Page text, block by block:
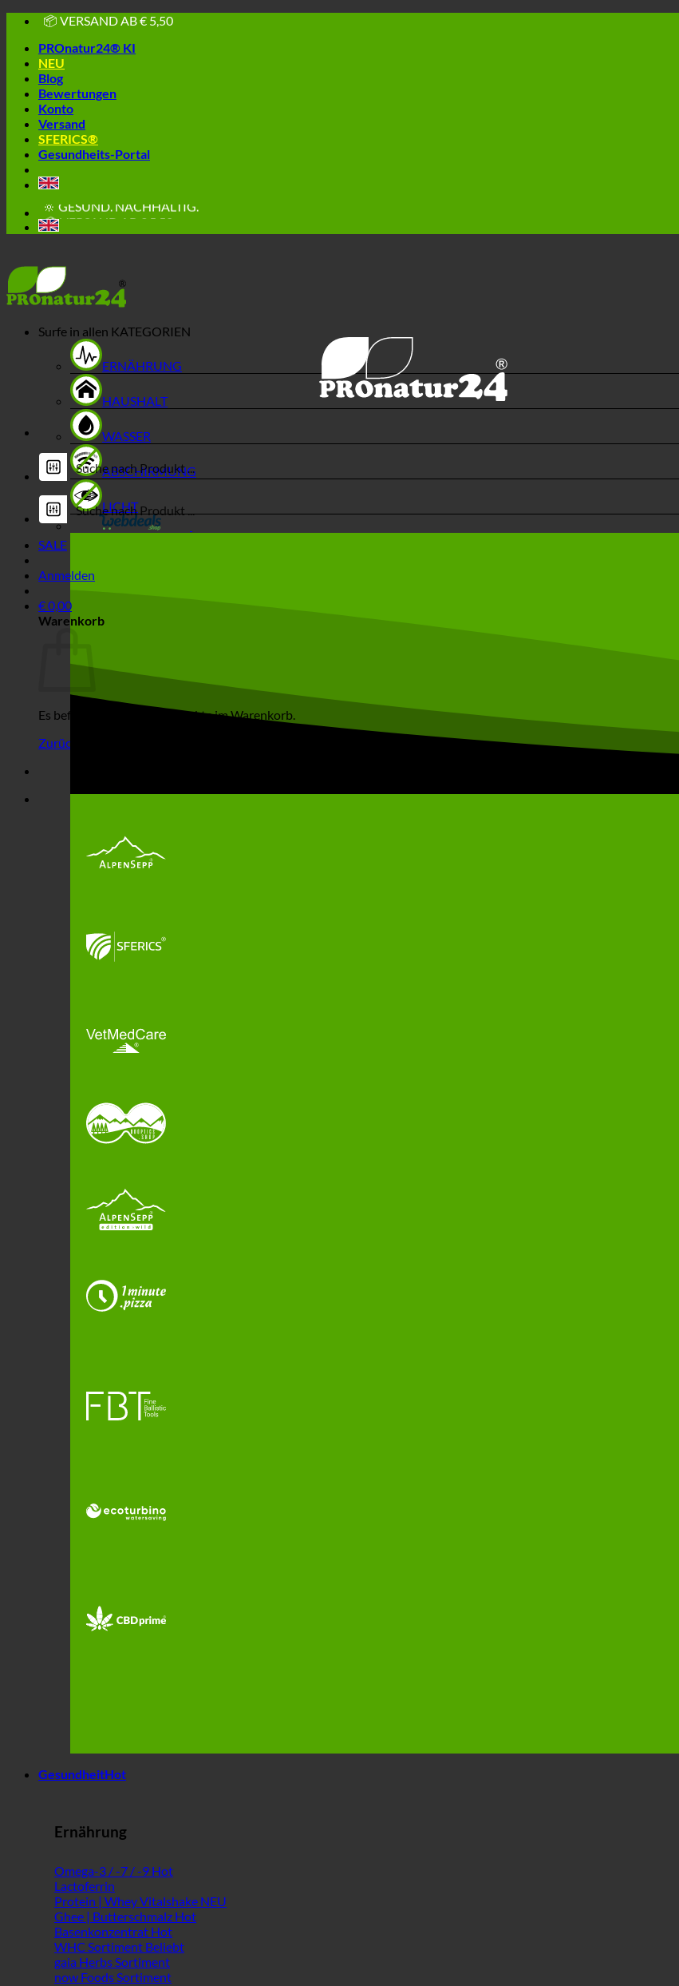
Skip
content
🔆 EINFACH. FUNKTIONIERT.
📦 VERSAND AB € 5,50
🔖 KAUF AUF RECHNUNG
PROnatur24® KI
NEU
Blog
Bewertungen
Konto
Versand
SFERICS®
Gesundheits-Portal
🔆 EINFACH. FUNKTIONIERT.
📦 VERSAND AB € 5,50
🔖 KAUF AUF RECHNUNG
SALE
Anmelden
€0,00
Warenkorb
Es befinden sich keine Produkte im Warenkorb.
Zurück zum Shop
Surfe in allen KATEGORIEN
ERNÄHRUNG
HAUSHALT
WASSER
ABSCHIRMUNG
LICHT
Gesundheit
Ernährung
Omega-3 / -7 / -9
Lactoferrin
Protein | Whey Vitalshake
Ghee | Butterschmalz
Basenkonzentrat
WHC Sortiment
gaia Herbs Sortiment
now Foods Sortiment